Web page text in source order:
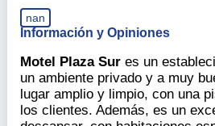
nan
Información y Opiniones
Motel Plaza Sur es un
un ambiente privado y a muy
lugar amplio y limpio, con una
los clientes. Además, es un